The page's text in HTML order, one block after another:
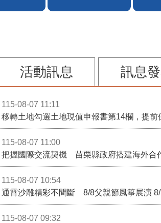
活動訊息 訊息
115-08-07 11:11
移轉土地勾選土地現值申報書第14欄，提前
115-08-07 11:00
115-08-07 10:54
通霄沙雕精彩不間斷 8/8父親節風箏展演
115-08-07 09:32